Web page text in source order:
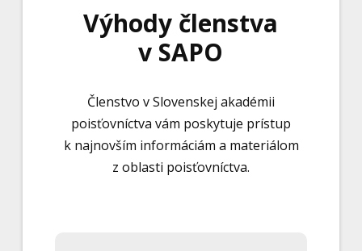
Výhody členstva
v SAPO
Členstvo v Slovenskej akadémii
poisťovníctva vám poskytuje prístup
k najnovším informáciám a materiálom
z oblasti poisťovníctva.